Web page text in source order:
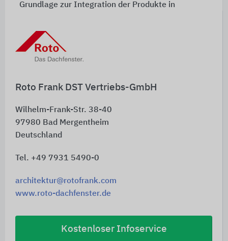
Roto Frank DST Vertriebs-GmbH
Wilhelm-Frank-Str. 38-40
97980 Bad Mergentheim
Deutschland
Tel. +49 7931 5490-0
architektur@rotofrank.com
www.roto-dachfenster.de
Kostenloser Infoservice
Grundlage zur Integration der Produkte in
belastbare Nachweise in Zertifizierungsprozessen
wie DGNB, QNG und weiteren internationalen
Bewertungssystemen.